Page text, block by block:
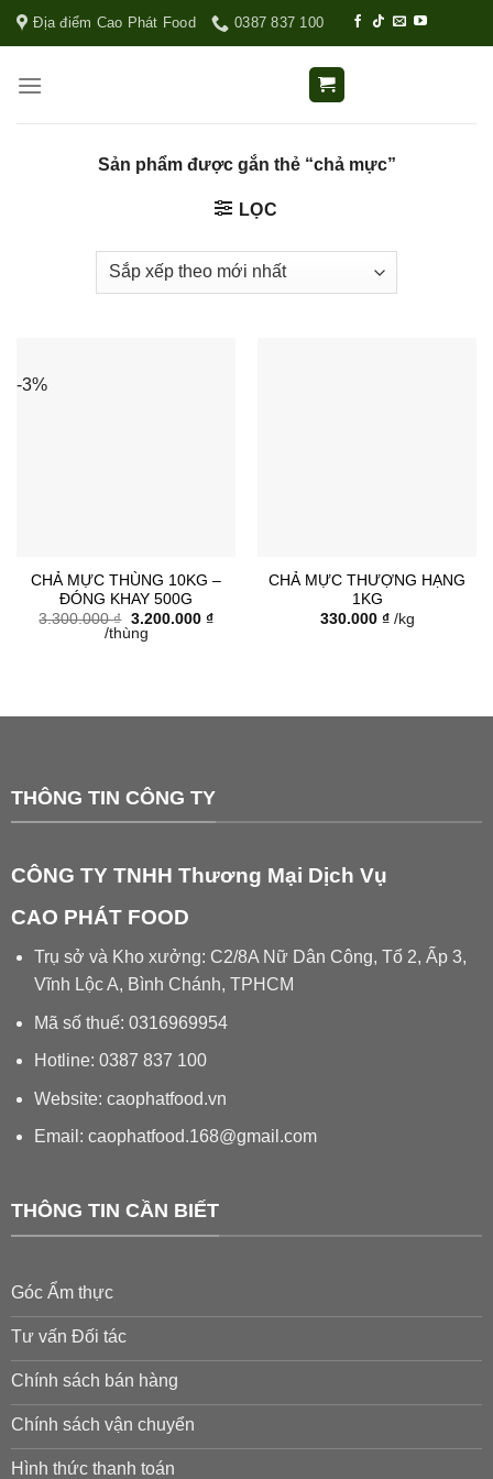
Địa điểm Cao Phát Food 0387 837 100
Sản phẩm được gắn thẻ “chả mực”
LỌC
-3%
CHẢ MỰC THÙNG 10KG –
ĐÓNG KHAY 500G
3.300.000₫ Giá
gốc
là:
3.200.000 ₫Giá
/thùng
CHẢ MỰC THƯỢNG HẠNG
1KG
330.000 ₫/kg
THÔNG TIN CÔNG TY
CÔNG TY TNHH Thương Mại Dịch Vụ
CAO PHÁT FOOD
Trụ sở và Kho xưởng: C2/8A Nữ Dân Công, Tổ 2, Ấp 3,
Vĩnh Lộc A, Bình Chánh, TPHCM
Mã số thuế: 0316969954
Hotline: 0387 837 100
Website: caophatfood.vn
Email: caophatfood.168@gmail.com
THÔNG TIN CẦN BIẾT
Góc Ẩm thực
Tư vấn Đối tác
Chính sách bán hàng
Chính sách vận chuyển
Hình thức thanh toán